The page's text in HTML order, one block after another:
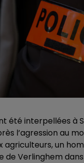
été interpellées à
l’agression au
agriculteurs, un
de Verlinghem